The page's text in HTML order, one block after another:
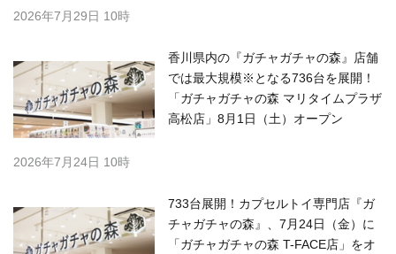
2026年7月29日 10時
香川県内の『ガチャガチャの森』店舗
では最大規模※となる736台を展開！
「ガチャガチャの森 マリタイムプラザ
高松店」8月1日（土）オープン
2026年7月24日 10時
733台展開！カプセルトイ専門店『ガ
チャガチャの森』、7月24日（金）に
「ガチャガチャの森 T-FACE店」をオ